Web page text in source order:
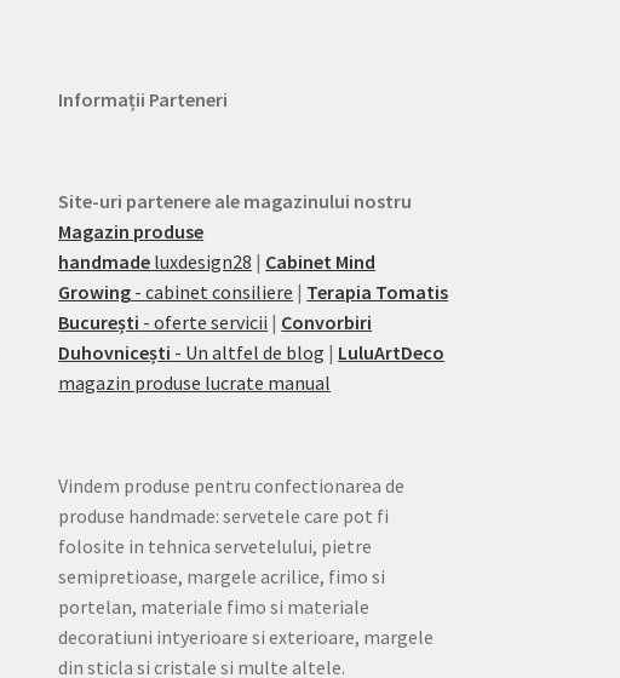
Informații Parteneri
Site-uri partenere ale magazinului nostru
Magazin produse
handmade luxdesign28 | Cabinet Mind
Growing - cabinet consiliere | Terapia Tomatis
București - oferte servicii | Convorbiri
Duhovnicești - Un altfel de blog | LuluArtDeco
magazin produse lucrate manual
Vindem produse pentru confectionarea de
produse handmade: servetele care pot fi
folosite in tehnica servetelului, pietre
semipretioase, margele acrilice, fimo si
portelan, materiale fimo si materiale
decoratiuni intyerioare si exterioare, margele
din sticla si cristale si multe altele.